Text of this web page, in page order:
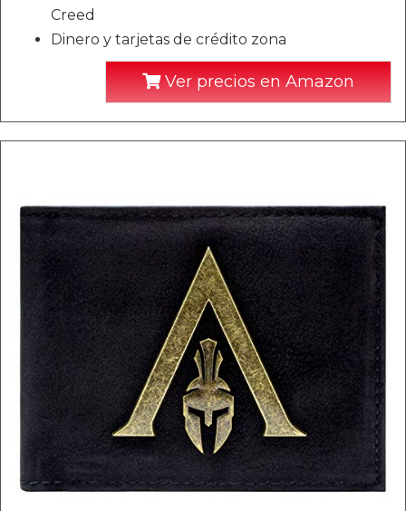
Creed
Dinero y tarjetas de crédito zona
Ver precios en Amazon